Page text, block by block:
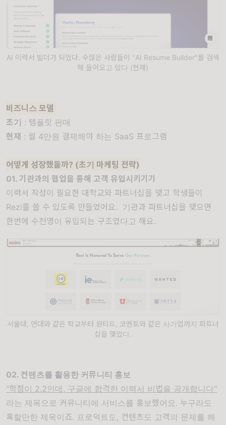
AI 이력서 빌더가 되었다. 수많은 사람들이 "AI Resume Builder"를 검색
해 들어오고 있다 (현재)
비즈니스 모델
초기 : 템플릿 판매
현재 : 월 4만원 결제해야 하는 SaaS 프로그램
어떻게 성장했을까? (초기 마케팅 전략)
01. 기관과의 협업을 통해 고객 유입시키기기
이력서 작성이 필요한 대학교와 파트너십을 맺고 학생들이
Rezi를 쓸 수 있도록 만들었어요. 기관과 파트너십을 맺으면
한번에 수천명이 유입되는 구조였다고 해요.
서울대, 연대와 같은 학교부터 원티드, 코멘토와 같은 사기업까지 파트너
십을 맺었다.
02. 컨텐츠를 활용한 커뮤니티 홍보
"학점이 2.2인데, 구글에 합격한 이력서 비법을 공개합니다"
라는 제목으로 커뮤니티에 서비스를 홍보했어요. 누구라도
혹할만한 제목이죠. 프로덕트도, 컨텐츠도 고객의 문제를 해